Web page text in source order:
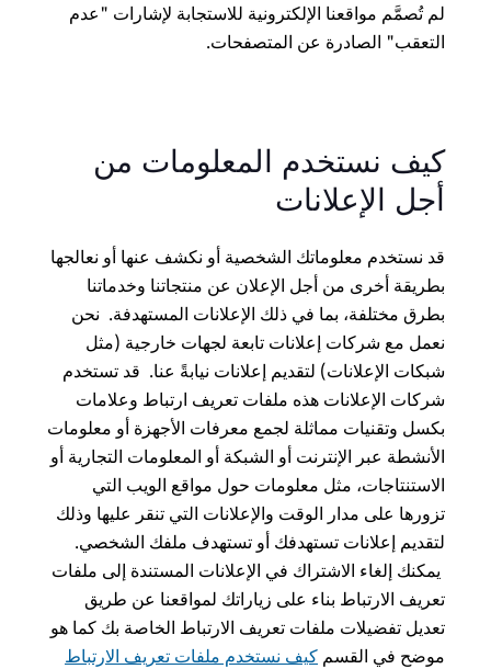
لم تُصمَّم مواقعنا الإلكترونية للاستجابة لإشارات "عدم
التعقب" الصادرة عن المتصفحات.
كيف نستخدم المعلومات من
أجل الإعلانات
قد نستخدم معلوماتك الشخصية أو نكشف عنها أو نعالجها
بطريقة أخرى من أجل الإعلان عن منتجاتنا وخدماتنا
بطرق مختلفة، بما في ذلك الإعلانات المستهدفة. نحن
نعمل مع شركات إعلانات تابعة لجهات خارجية (مثل
شبكات الإعلانات) لتقديم إعلانات نيابةً عنا. قد تستخدم
شركات الإعلانات هذه ملفات تعريف ارتباط وعلامات
بكسل وتقنيات مماثلة لجمع معرفات الأجهزة أو معلومات
الأنشطة عبر الإنترنت أو الشبكة أو المعلومات التجارية أو
الاستنتاجات، مثل معلومات حول مواقع الويب التي
تزورها على مدار الوقت والإعلانات التي تنقر عليها وذلك
لتقديم إعلانات تستهدفك أو تستهدف ملفك الشخصي.
يمكنك إلغاء الاشتراك في الإعلانات المستندة إلى ملفات
تعريف الارتباط بناء على زياراتك لمواقعنا عن طريق
تعديل تفضيلات ملفات تعريف الارتباط الخاصة بك كما هو
موضح في القسم كيف نستخدم ملفات تعريف الارتباط